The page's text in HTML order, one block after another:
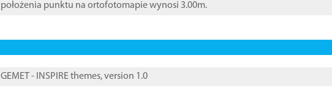
położenia punktu na ortofotomapie wynosi 3.00m.
GEMET - INSPIRE themes, version 1.0